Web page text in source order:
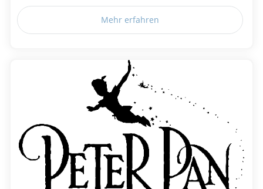
Mehr erfahren